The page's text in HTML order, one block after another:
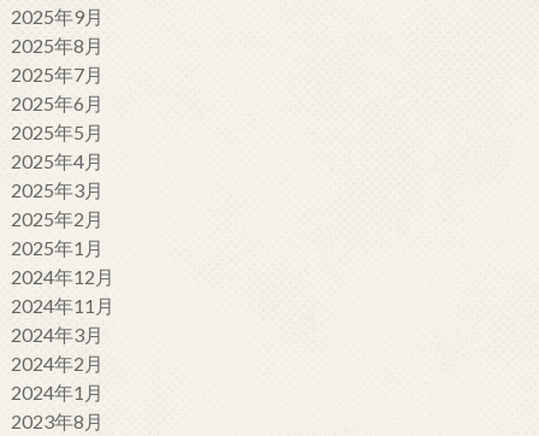
2025年9月
2025年8月
2025年7月
2025年6月
2025年5月
2025年4月
2025年3月
2025年2月
2025年1月
2024年12月
2024年11月
2024年3月
2024年2月
2024年1月
2023年8月